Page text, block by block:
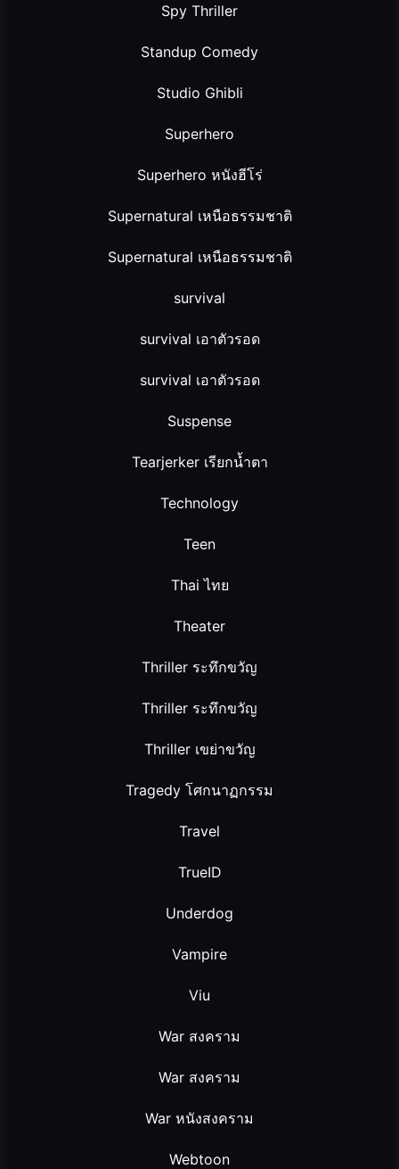
Spy Thriller
Standup Comedy
Studio Ghibli
Superhero
Superhero หนังฮีโร่
Supernatural เหนือธรรมชาติ
Supernatural เหนือธรรมชาติ
survival
survival เอาตัวรอด
survival เอาตัวรอด
Suspense
Tearjerker เรียกน้ำตา
Technology
Teen
Thai ไทย
Theater
Thriller ระทึกขวัญ
Thriller ระทึกขวัญ
Thriller เขย่าขวัญ
Tragedy โศกนาฏกรรม
Travel
TrueID
Underdog
Vampire
Viu
War สงคราม
War สงคราม
War หนังสงคราม
Webtoon